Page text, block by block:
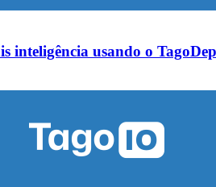
inteligência usando o